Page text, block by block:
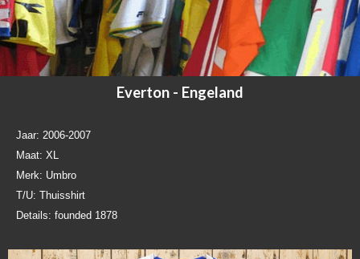
Everton - Engeland
Jaar: 2006-2007
Maat: XL
Merk: Umbro
T/U: Thuisshirt
Details: founded 1878